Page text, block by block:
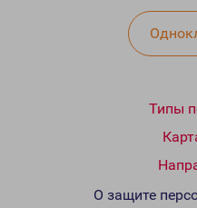
Типы
О защите